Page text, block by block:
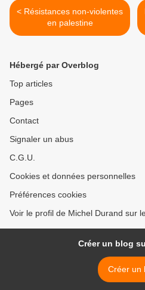
< Résistances non-violentes
en palestine
Hébergé par Overblog
Top articles
Pages
Contact
Signaler un abus
C.G.U.
Cookies et données personnelles
Préférences cookies
Voir le profil de Michel Durand sur
Créer un blog
Créer un